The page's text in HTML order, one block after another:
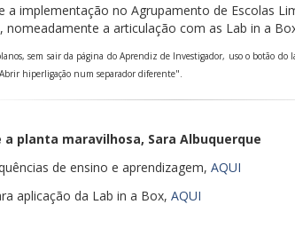
a implementação no Agrupamento de Escolas
nomeadamente a articulação com as Lab in a
sem sair da página do Aprendiz de Investigador, uso o botão
hiperligação num separador diferente".
a planta maravilhosa, Sara Albuquerque
de ensino e aprendizagem, AQUI
aplicação da Lab in a Box, AQUI